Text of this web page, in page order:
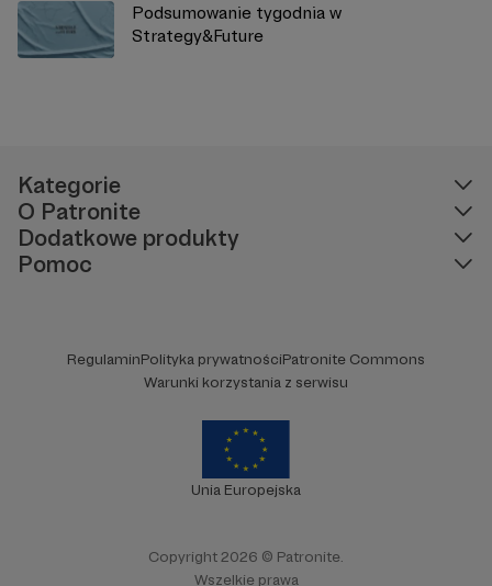
Podsumowanie tygodnia w
Strategy&Future
Kategorie
O Patronite
Dodatkowe produkty
Pomoc
RegulaminPolityka prywatnościPatronite Commons
Warunki korzystania z serwisu
Unia Europejska
Copyright 2026 © Patronite.
Wszelkie prawa